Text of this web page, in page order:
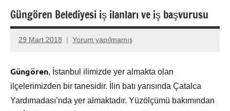
Güngören Belediyesi iş ilanları ve iş başvurusu
29 Mart 2018
admin
Yorum yapılmamış
Güngören, İstanbul ilimizde yer almakta olan
ilçelerimizden bir tanesidir. İlin batı yarısında Çatalca
Yardımadası’nda yer almaktadır. Yüzölçümü bakımından